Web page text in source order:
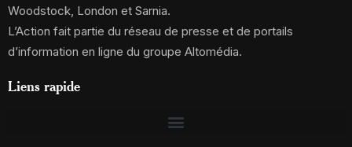
Woodstock, London et Sarnia.
L’Action fait partie du réseau de presse et de portails
d’information en ligne du groupe Altomédia.
Liens rapide